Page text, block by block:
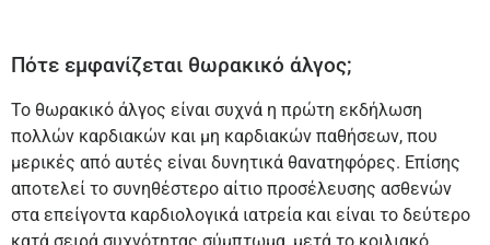
Πότε εμφανίζεται θωρακικό άλγος;
Το θωρακικό άλγος είναι συχνά η πρώτη εκδήλωση
πολλών καρδιακών και μη καρδιακών παθήσεων, που
μερικές από αυτές είναι δυνητικά θανατηφόρες. Επίσης
αποτελεί το συνηθέστερο αίτιο προσέλευσης ασθενών
στα επείγοντα καρδιολογικά ιατρεία και είναι το δεύτερο